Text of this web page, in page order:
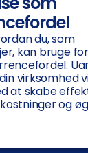
du, som
kan bruge
virksomhed
at skabe
og